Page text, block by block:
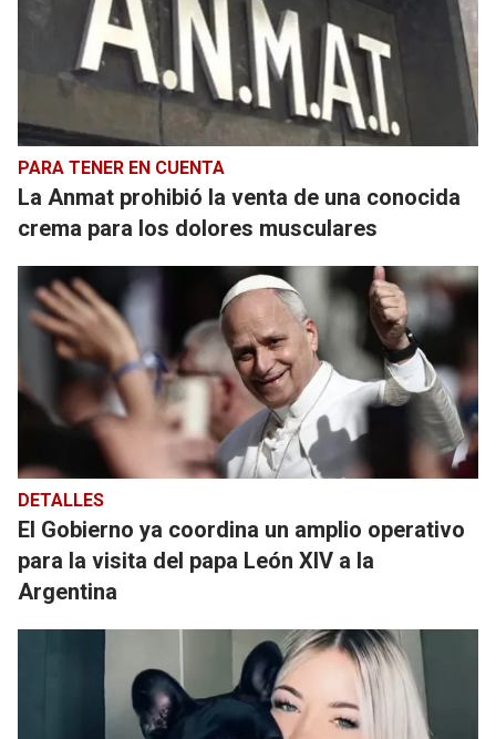
PARA TENER EN CUENTA
La Anmat prohibió la venta de una conocida
crema para los dolores musculares
DETALLES
El Gobierno ya coordina un amplio operativo
para la visita del papa León XIV a la
Argentina